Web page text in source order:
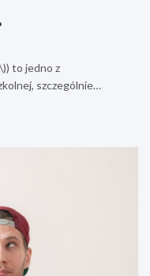
to jedno z
szczególnie…